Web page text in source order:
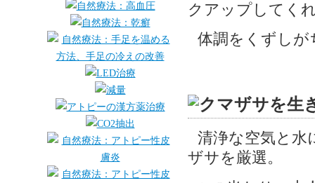
クアップしてく
体調をくずしが
清浄な空気と水
ザサを厳選。